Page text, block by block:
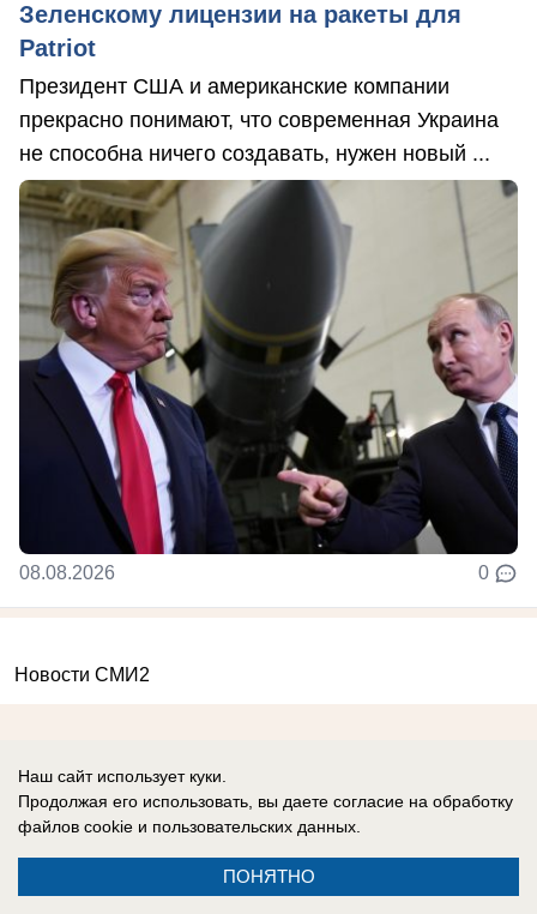
Зеленскому лицензии на ракеты для
Patriot
Президент США и американские компании
прекрасно понимают, что современная Украина
не способна ничего создавать, нужен новый ...
08.08.2026 0
Новости СМИ2
Реклама на сайте
Контакты
Вакансии
Информация
Наш сайт использует куки.
Продолжая его использовать, вы даете согласие на обработку
файлов cookie и пользовательских данных.
ПОНЯТНО